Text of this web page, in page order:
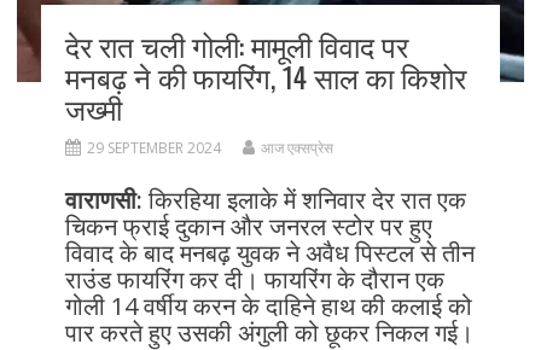
देर रात चली गोली: मामूली विवाद पर
मनबढ़ ने की फायरिंग, 14 साल का किशोर
जख्मी
29 SEPTEMBER 2024 आज एक्सप्रेस
वाराणसी:किरहिया इलाके में शनिवार देर रात एक
चिकन फ्राई दुकान और जनरल स्टोर पर हुए
विवाद के बाद मनबढ़ युवक ने अवैध पिस्टल से तीन
राउंड फायरिंग कर दी। फायरिंग के दौरान एक
गोली 14 वर्षीय करन के दाहिने हाथ की कलाई को
पार करते हुए उसकी अंगुली को छूकर निकल गई।